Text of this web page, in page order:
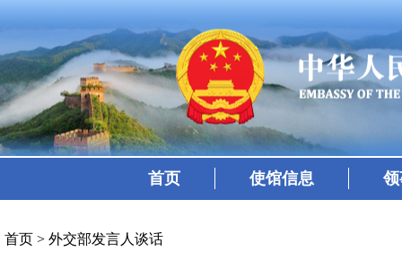
首页 使馆信息
首页 > 外交部发言人谈话